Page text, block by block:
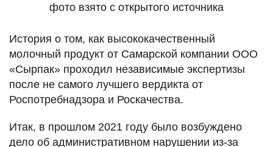
фото взято с открытого источника
История о том, как высококачественный
молочный продукт от Самарской компании ООО
«Сырпак» проходил независимые экспертизы
после не самого лучшего вердикта от
Роспотребнадзора и Роскачества.
Итак, в прошлом 2021 году было возбуждено
дело об административном нарушении из-за